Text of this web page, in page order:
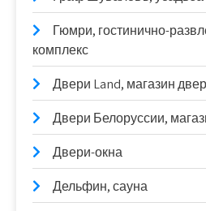
Гюмри, гостинично-
комплекс
Двери Land, магазин
Двери Белоруссии,
Двери-окна
Дельфин, сауна